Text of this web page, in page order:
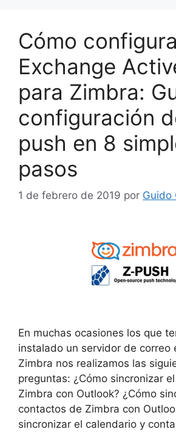
Cómo
Exchange
para Zimbra:
configuración
push en 8
pasos
1 de febrero de 2019 por Guido
En muchas ocasiones los que
instalado un servidor de correo
Zimbra nos realizamos las
preguntas: ¿Cómo sincronizar
Zimbra con Outlook? ¿Cómo
contactos de Zimbra con
sincronizar el calendario y